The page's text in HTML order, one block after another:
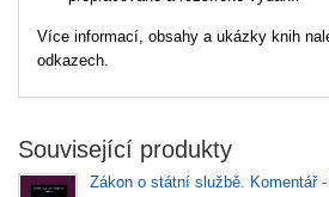
Více informací, obsahy a ukázky knih
odkazech.
Související produkty
Zákon o státní službě. Komentář